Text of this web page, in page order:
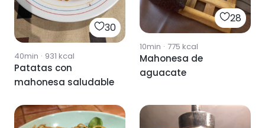
30
40min · 931 kcal
Patatas con
mahonesa saludable
28
10min · 775 kcal
Mahonesa de
aguacate